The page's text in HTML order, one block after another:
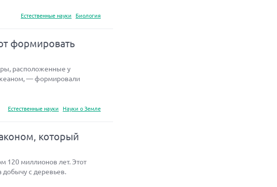
Естественные науки
Биология
формировать
расположенные у
— формировали
Естественные науки
Науки о Земле
который
120 миллионов лет. Этот
с деревьев.